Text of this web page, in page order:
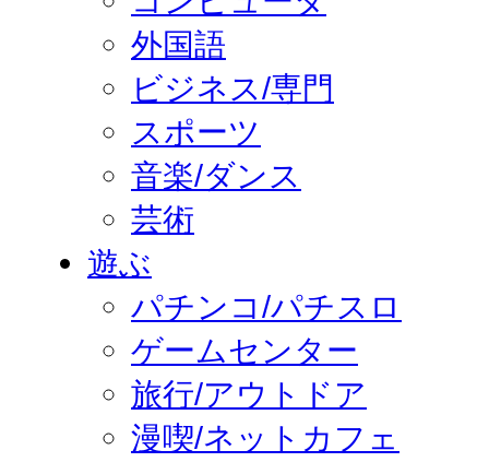
外国語
ビジネス/専門
スポーツ
音楽/ダンス
芸術
遊ぶ
パチンコ/パチスロ
ゲームセンター
旅行/アウトドア
漫喫/ネットカフェ